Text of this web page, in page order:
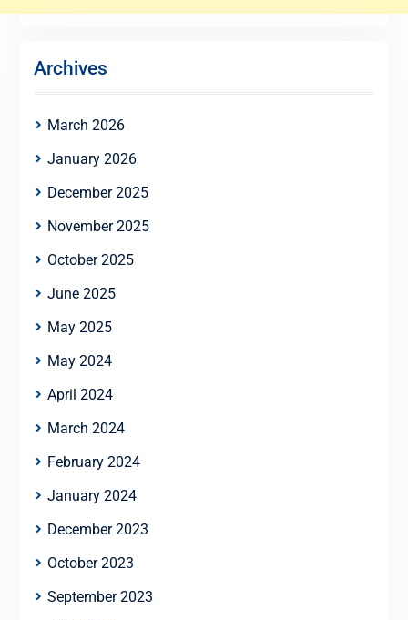
Archives
March 2026
January 2026
December 2025
November 2025
October 2025
June 2025
May 2025
May 2024
April 2024
March 2024
February 2024
January 2024
December 2023
October 2023
September 2023